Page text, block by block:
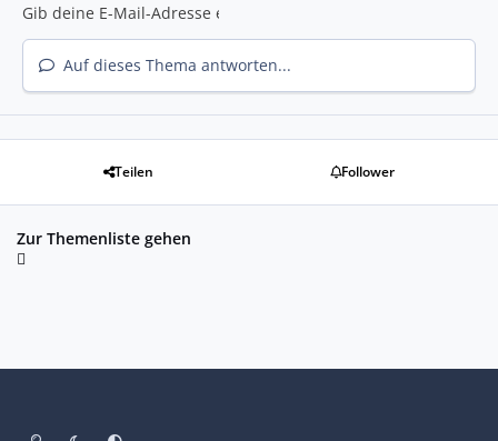
Auf dieses Thema antworten...
Teilen Follower
Zur Themenliste gehen
Heller ModusDunkler Modus
Systemeinstellung